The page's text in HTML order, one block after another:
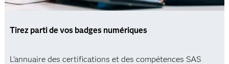
Tirez parti de vos badges numériques
L'annuaire des certifications et des compétences SAS